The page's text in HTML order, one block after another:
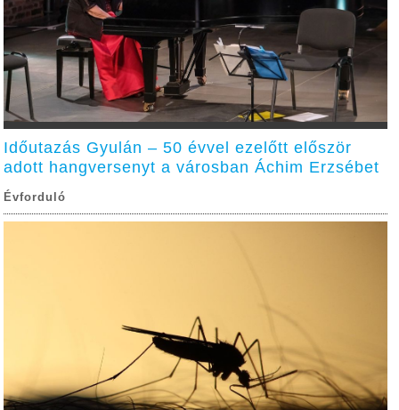
Időutazás Gyulán – 50 évvel ezelőtt először
adott hangversenyt a városban Áchim Erzsébet
Évforduló